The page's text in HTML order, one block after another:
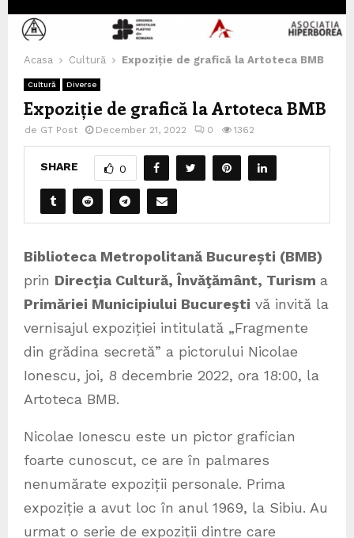
Acasa Cultură Expoziție de grafică la Artoteca BMB
Cultură Diverse
Expoziție de grafică la Artoteca BMB
de GT Post December 21, 2022 0 1362
SHARE 0
Biblioteca Metropolitană București (BMB)
prin Direcţia Cultură, Învăţământ, Turism a
Primăriei Municipiului Bucureşti vă invită la
vernisajul expoziției intitulată „Fragmente
din grădina secretă” a pictorului Nicolae
Ionescu, joi, 8 decembrie 2022, ora 18:00, la
Artoteca BMB.
Nicolae Ionescu este un pictor grafician
foarte cunoscut, ce are în palmares
nenumărate expoziții personale. Prima
expoziție a avut loc în anul 1969, la Sibiu. Au
urmat o serie de expoziții dintre care